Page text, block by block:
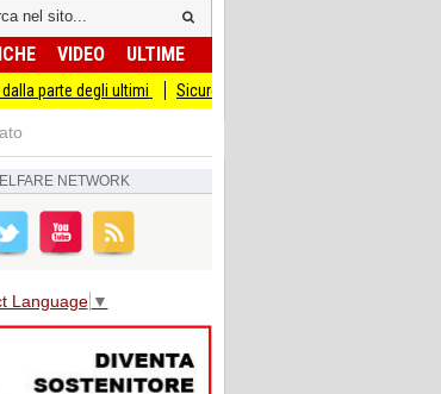
VIDEO ULTIME
ultimi Sicurezza I Giovani Democratici ribattono ai
NETWORK
Language ▼